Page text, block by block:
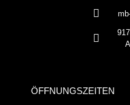
ÖFFNUNGSZEITEN